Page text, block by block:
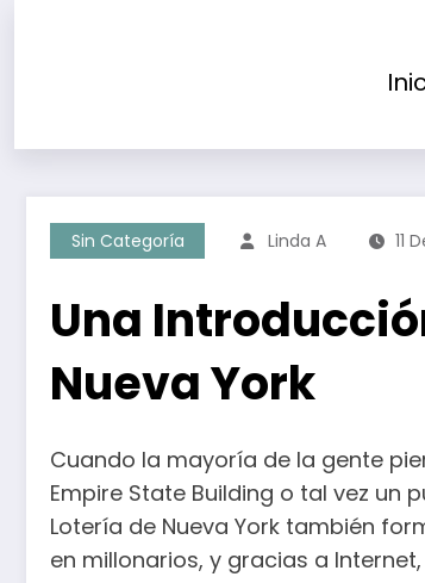
Sin Categoría Linda A 11
Una
Nueva York
Cuando la mayoría de la gente
Empire State Building o tal vez un
Lotería de Nueva York también
en millonarios, y gracias a